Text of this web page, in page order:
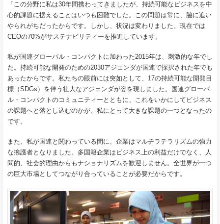
「この分野に私は30年間携わってきましたが、持続可能なビジネスを中
心的課題に据えることはいつも困難でした。この問題は常に、脇に追い
やられがちだったからです。しかし、状況は変わりました。現在では
CEOの70%がサステナビリティーを推進しています。
私が国連グローバル・コンパクトに加わった2015年は、刺激的な年でし
た。持続可能な開発のための2030アジェンダが国連で採択された年でも
あったからです。私たちの眼前には突如として、17の持続可能な開発目
標（SDGs）を伴う壮大なアジェンダが姿を現しました。国連グローバ
ル・コンパクトのコミュニティーとともに、これをいかにしてビジネス
の課題へと落とし込むのかが、私にとって大きな課題の一つとなったの
です。
また、私が国連と関わっている間に、企業はマルチラテラリズムの強力
な擁護者となりました。多国籍企業はビジネス上の利益だけでなく、人
間的、社会的理由からもナショナリズムを歓迎しません。全世界が一つ
の巨大市場としてつながり合っていることが必要だからです。